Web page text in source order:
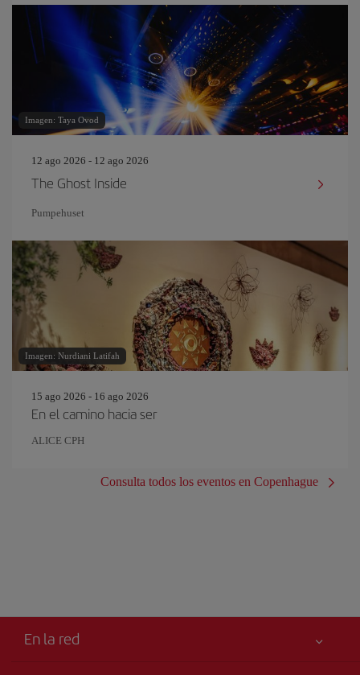
Imagen: Taya Ovod
12 ago 2026 - 12 ago 2026
The Ghost Inside
Pumpehuset
Imagen: Nurdiani Latifah
15 ago 2026 - 16 ago 2026
En el camino hacia ser
ALICE CPH
Consulta todos los eventos en Copenhague
En la red